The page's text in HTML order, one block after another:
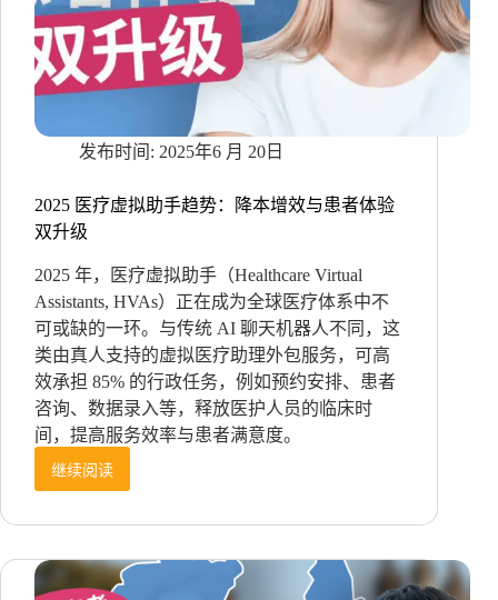
何
让
IP
售
后
通
零
阂？
2025年6 月 20日
2025 医疗虚拟助手趋势：降本增效与患者体验
双升级
2025 年，医疗虚拟助手（Healthcare Virtual
Assistants, HVAs）正在成为全球医疗体系中不
可或缺的一环。与传统 AI 聊天机器人不同，这
类由真人支持的虚拟医疗助理外包服务，可高
效承担 85% 的行政任务，例如预约安排、患者
咨询、数据录入等，释放医护人员的临床时
间，提高服务效率与患者满意度。
继续阅读
2025
拟
助